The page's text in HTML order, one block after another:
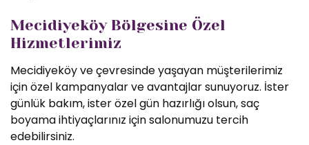
Mecidiyeköy Bölgesine Özel
Hizmetlerimiz
Mecidiyeköy ve çevresinde yaşayan müşterilerimiz
için özel kampanyalar ve avantajlar sunuyoruz. İster
günlük bakım, ister özel gün hazırlığı olsun, saç
boyama ihtiyaçlarınız için salonumuzu tercih
edebilirsiniz.